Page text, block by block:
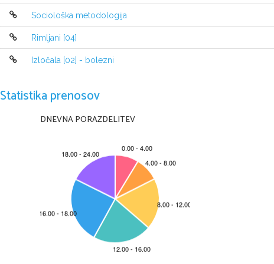
• Dieselski motor je
notranjim
nemški inženir Rudolf
Sociološka metodologija
Rimljani [04]
Izločala [02] - bolezni
Statistika prenosov
DNEVNA PORAZDELITEV